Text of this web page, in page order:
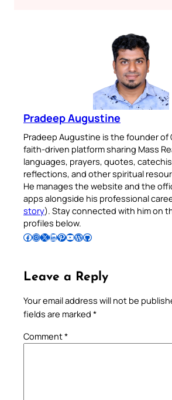
Pradeep Augustine
Pradeep Augustine is the founder of
faith-driven platform sharing Mass
languages, prayers, quotes,
reflections, and other spiritual
He manages the website and the
apps alongside his professional
story). Stay connected with him on
profiles below.
Follow Pradeep on Facebook Follow Pradeep on InstagramFollow Pradeep on X Follow Pradeep on LinkedIn Follow Pradeep on Pinterest Subscribe to Pradeep’s Youtube Channel Follow Pradeep on WordPress Follow Pradeep on GitHub
Leave a Reply
Your email address will not be
fields are marked *
Comment*